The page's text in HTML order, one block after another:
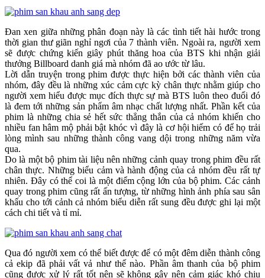
Đan xen giữa những phân đoạn này là các tình tiết hài hước trong
thời gian thư giãn nghỉ ngơi của 7 thành viên. Ngoài ra, người xem
sẽ được chứng kiến giây phút thăng hoa của BTS khi nhận giải
thưởng Billboard danh giá mà nhóm đã ao ước từ lâu.
Lời dẫn truyện trong phim được thực hiện bởi các thành viên của
nhóm, đây đều là những xúc cảm cực kỳ chân thực nhằm giúp cho
người xem hiểu được mục đích thực sự mà BTS luôn theo đuổi đó
là đem tới những sản phẩm âm nhạc chất lượng nhất. Phần kết của
phim là những chia sẻ hết sức thẳng thắn của cả nhóm khiến cho
nhiều fan hâm mộ phải bật khóc vì đây là cơ hội hiếm có để họ trải
lòng mình sau những thành công vang dội trong những năm vừa
qua.
Do là một bộ phim tài liệu nên những cảnh quay trong phim đều rất
chân thực. Những biểu cảm và hành động của cả nhóm đều rất tự
nhiên. Đây có thể coi là một điểm cộng lớn của bộ phim. Các cảnh
quay trong phim cũng rất ấn tượng, từ những hình ảnh phía sau sân
khấu cho tới cảnh cả nhóm biểu diễn rất sung đều được ghi lại một
cách chi tiết và tỉ mỉ.
Qua đó người xem có thể biết được để có một đêm diễn thành công
cả ekip đã phải vất vả như thế nào. Phần âm thanh của bộ phim
cũng được xử lý rất tốt nên sẽ không gây nên cảm giác khó chịu